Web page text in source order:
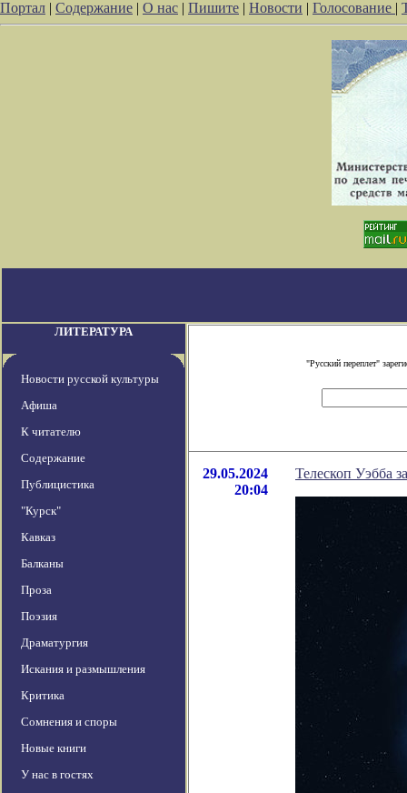
Портал | Содержание | О нас | Пишите | Новости | Голосование |
ЛИТЕРАТУРА
Новости русской культуры
Афиша
К читателю
Содержание
Публицистика
"Курск"
Кавказ
Балканы
Проза
Поэзия
Драматургия
Искания и размышления
Критика
Сомнения и споры
Новые книги
У нас в гостях
"Русский переплет"
29.05.2024
20:04
Телескоп Уэбба